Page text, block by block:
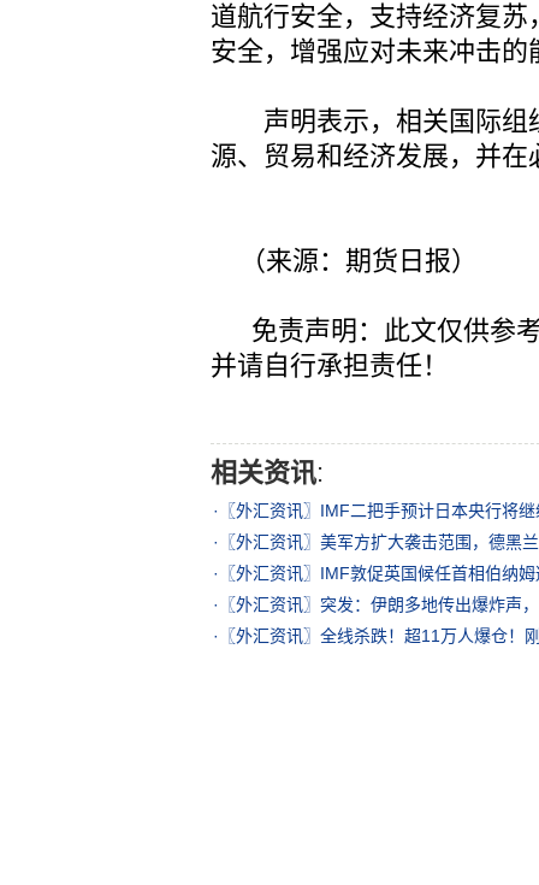
道航行安全，支持经济复
安全，增强应对未来冲击的
声明表示，相关国际组
源、贸易和经济发展，并
（来源：期货日报）
免责声明：此文仅供参
并请自行承担责任！
相关资讯:
·
〖外汇资讯〗IMF二把手预计日本央行将
·
〖外汇资讯〗美军方扩大袭击范围，德黑
·
〖外汇资讯〗IMF敦促英国候任首相伯纳
·
〖外汇资讯〗突发：伊朗多地传出爆炸声
·
〖外汇资讯〗全线杀跌！超11万人爆仓